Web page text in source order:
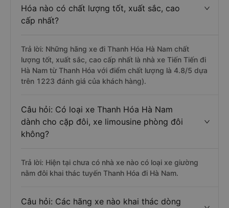
Hóa nào có chất lượng tốt, xuất sắc, cao
cấp nhất?
Trả lời: Những hãng xe đi Thanh Hóa Hà Nam chất
lượng tốt, xuất sắc, cao cấp nhất là nhà xe Tiến Tiến đi
Hà Nam từ Thanh Hóa với điểm chất lượng là 4.8/5 dựa
trên 1223 đánh giá của khách hàng).
Câu hỏi: Có loại xe Thanh Hóa Hà Nam
dành cho cặp đôi, xe limousine phòng đôi
không?
Trả lời: Hiện tại chưa có nhà xe nào có loại xe giường
nằm đôi khai thác tuyến Thanh Hóa đi Hà Nam.
Câu hỏi: Các hãng xe nào khai thác dòng